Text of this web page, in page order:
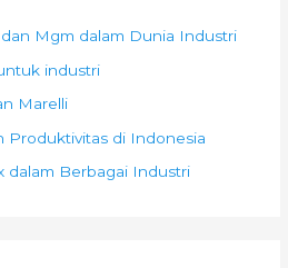
Mgm dalam Dunia Industri
industri
Marelli
Produktivitas di Indonesia
dalam Berbagai Industri